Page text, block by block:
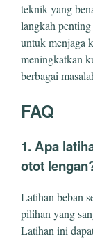
teknik yang
langkah
untuk menjaga
meningkatkan
berbagai
FAQ
1. Apa
otot
Latihan beban
pilihan yang
Latihan ini